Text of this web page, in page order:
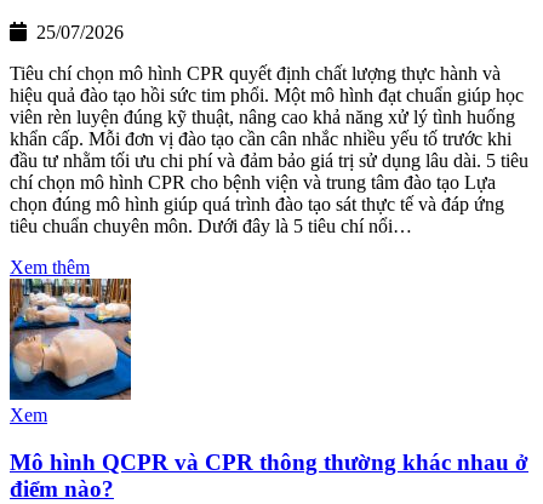
25/07/2026
Tiêu chí chọn mô hình CPR quyết định chất lượng thực hành và
hiệu quả đào tạo hồi sức tim phổi. Một mô hình đạt chuẩn giúp học
viên rèn luyện đúng kỹ thuật, nâng cao khả năng xử lý tình huống
khẩn cấp. Mỗi đơn vị đào tạo cần cân nhắc nhiều yếu tố trước khi
đầu tư nhằm tối ưu chi phí và đảm bảo giá trị sử dụng lâu dài. 5 tiêu
chí chọn mô hình CPR cho bệnh viện và trung tâm đào tạo Lựa
chọn đúng mô hình giúp quá trình đào tạo sát thực tế và đáp ứng
tiêu chuẩn chuyên môn. Dưới đây là 5 tiêu chí nổi…
Xem thêm
Xem
Mô hình QCPR và CPR thông thường khác nhau ở
điểm nào?